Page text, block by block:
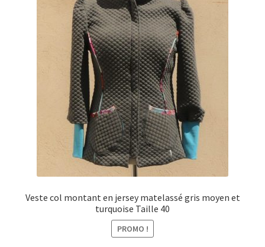
Veste col montant en jersey matelassé gris moyen et
turquoise Taille 40
PROMO !